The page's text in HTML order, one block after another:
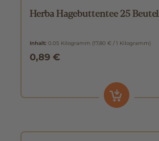
Herba Hagebuttentee 25 Beutel
Inhalt: 0.05 Kilogramm (17,80 € / 1 Kilogramm)
0,89 €